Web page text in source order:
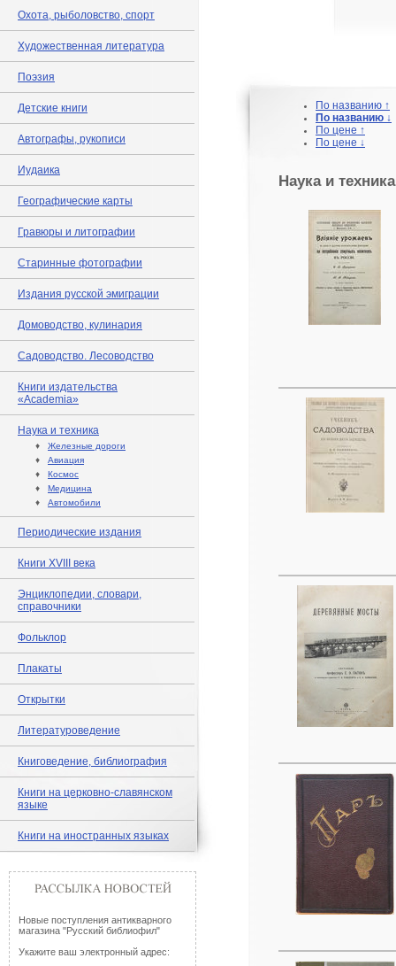
Охота, рыболовство, спорт
Художественная литература
Поэзия
Детские книги
Автографы, рукописи
Иудаика
Географические карты
Гравюры и литографии
Старинные фотографии
Издания русской эмиграции
Домоводство, кулинария
Садоводство. Лесоводство
Книги издательства
«Academia»
Наука и техника
♦ Железные дороги
♦ Авиация
♦ Космос
♦ Медицина
♦ Автомобили
Периодические издания
Книги XVIII века
Энциклопедии, словари,
справочники
Фольклор
Плакаты
Открытки
Литературоведение
Книговедение, библиография
Книги на церковно-славянском
языке
Книги на иностранных языках
Новые поступления антикварного
магазина "Русский библиофил"
Укажите ваш электронный адрес:
По названию ↑
По названию ↓
По цене ↑
По цене ↓
Наука и техника